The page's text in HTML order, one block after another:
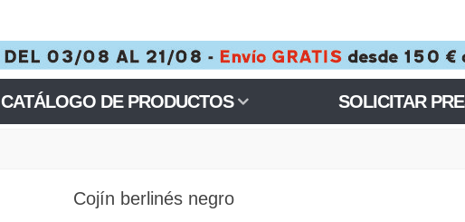
CATÁLOGO DE PRODUCTOS SOLICITAR
Cojín berlinés negro